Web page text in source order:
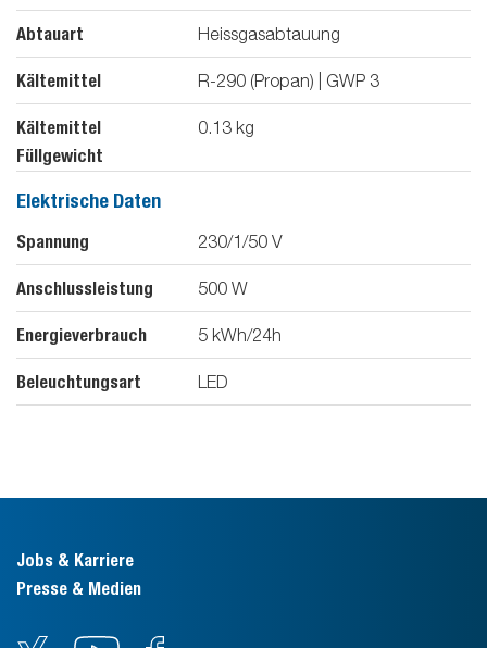
Abtauart Heissgasabtauung
Kältemittel R-290 (Propan) | GWP 3
Kältemittel
Füllgewicht
0.13 kg
Elektrische Daten
Spannung 230/1/50 V
Anschlussleistung 500 W
Energieverbrauch 5 kWh/24h
Beleuchtungsart LED
Jobs & Karriere
Presse & Medien